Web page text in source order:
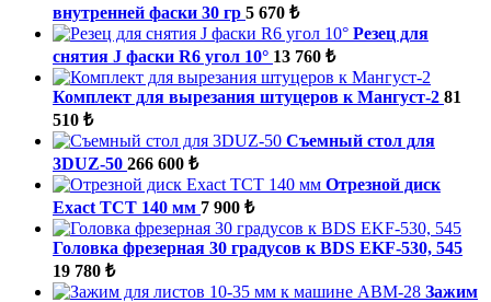
внутренней фаски 30 гр 5 670 ₺
Резец для
снятия J фаски R6 угол 10° 13 760 ₺
Комплект для вырезания штуцеров к Мангуст-2 81
510 ₺
Съемный стол для
3DUZ-50 266 600 ₺
Отрезной диск
Exact TCT 140 мм 7 900 ₺
Головка фрезерная 30 градусов к BDS EKF-530, 545
19 780 ₺
Зажим